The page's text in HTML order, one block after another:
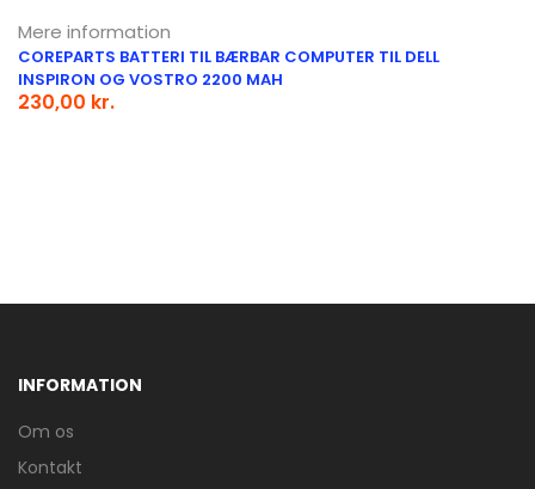
Mere information
COREPARTS BATTERI TIL BÆRBAR COMPUTER TIL DELL
INSPIRON OG VOSTRO 2200 MAH
230,00 kr.
INFORMATION
Om os
Kontakt